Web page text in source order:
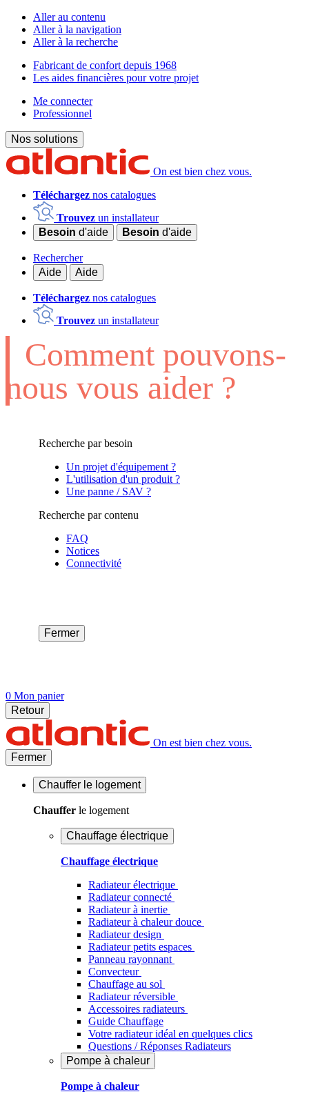
Aller au contenu
Aller à la navigation
Aller à la recherche
Fabricant de confort depuis 1968
Les aides financières pour votre projet
Me connecter
Professionnel
Nos solutions
On est bien chez vous.
Téléchargez nos catalogues
Trouvez un installateur
Besoin d'aide Besoin d'aide
Rechercher
Aide
Aide
Téléchargez nos catalogues
Trouvez un installateur
Comment pouvons-
nous vous aider ?
Recherche par besoin
Un projet d'équipement ?
L'utilisation d'un produit ?
Une panne / SAV ?
Recherche par contenu
FAQ
Notices
Connectivité
Fermer
0 Mon panier
Retour
On est bien chez vous.
Fermer
Chauffer le logement
Chauffer le logement
Chauffage électrique
Chauffage électrique
Radiateur électrique
Radiateur connecté
Radiateur à inertie
Radiateur à chaleur douce
Radiateur design
Radiateur petits espaces
Panneau rayonnant
Convecteur
Chauffage au sol
Radiateur réversible
Accessoires radiateurs
Guide Chauffage
Votre radiateur idéal en quelques clics
Questions / Réponses Radiateurs
Pompe à chaleur
Pompe à chaleur